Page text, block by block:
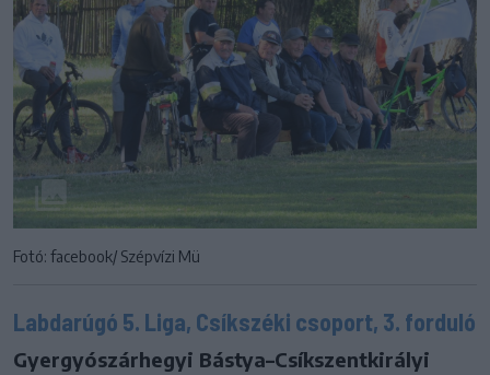
Fotó: facebook/ Szépvízi Mü
Labdarúgó 5. Liga, Csíkszéki csoport, 3. forduló
Gyergyószárhegyi Bástya–Csíkszentkirályi